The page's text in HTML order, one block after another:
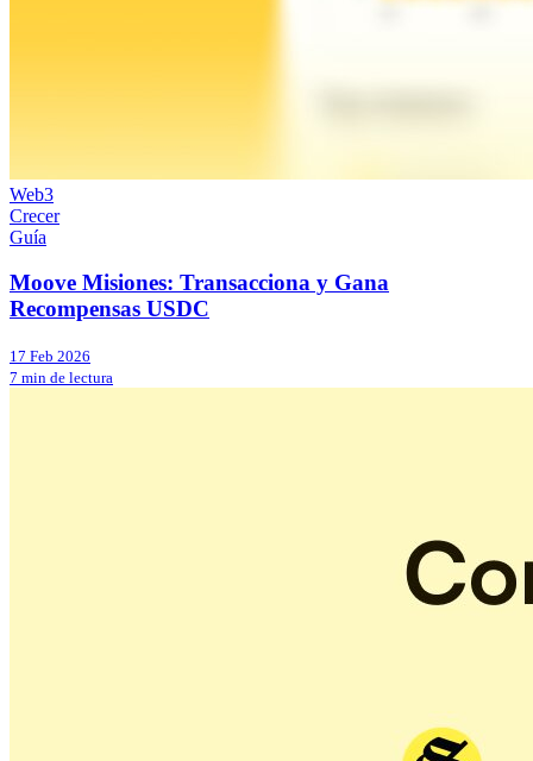
Web3
Crecer
Guía
Moove Misiones: Transacciona y Gana
Recompensas USDC
17 Feb 2026
7 min de lectura